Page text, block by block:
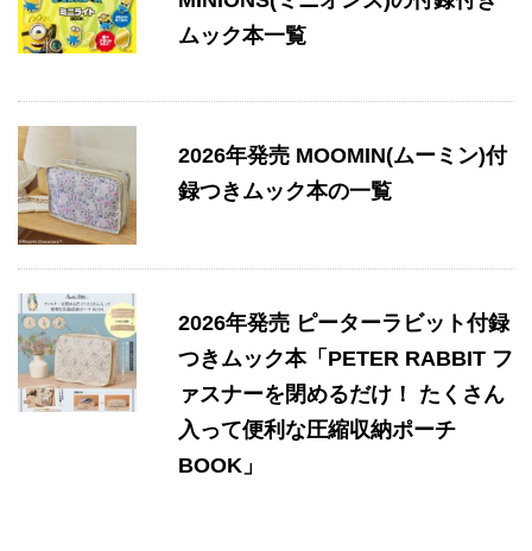
ムック本一覧
2026年発売 MOOMIN(ムーミン)付
録つきムック本の一覧
2026年発売 ピーターラビット付録
つきムック本「PETER RABBIT フ
ァスナーを閉めるだけ！ たくさん
入って便利な圧縮収納ポーチ
BOOK」